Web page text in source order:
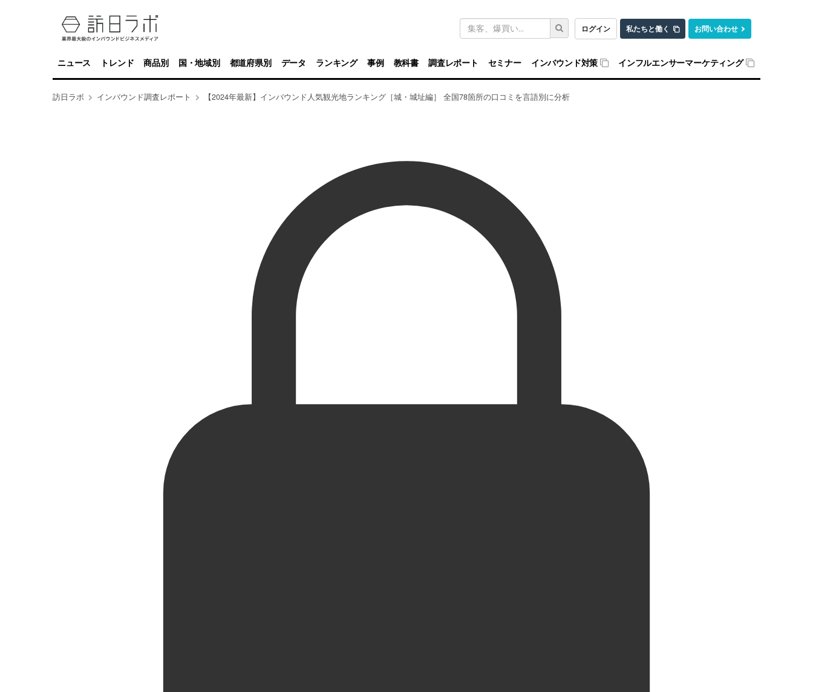
ログイン 私たちと働く お問い合わせ
キ
ワ
ド
検
索
ニュース トレンド 商品別 国・地域別 都道府県別 データ ランキング 事例 教科書 調査レポート セミナー インバウンド対策 インフルエンサーマーケティング
訪日ラボ インバウンド調査レポート 【2024年最新】インバウンド人気観光地ランキング［城・城址編］ 全国78箇所の口コミを言語別に分析